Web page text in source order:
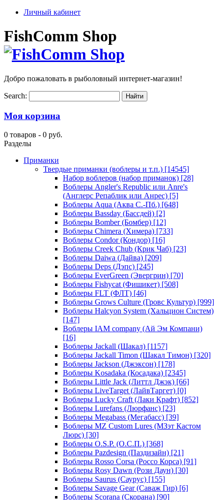
Личный кабинет
FishComm Shop
Добро пожаловать в рыболовный интернет-магазин!
Search:
Моя корзина
0 товаров - 0 руб.
Разделы
Приманки
Твердые приманки (воблеры и т.п.) [14545]
Набор воблеров (набор приманок) [28]
Воблеры Angler's Republic или Anre's
(Англерс Репаблик или Анрес) [5]
Воблеры Aqua (Аква С.-Пб.) [648]
Воблеры Bassday (Бассдей) [2]
Воблеры Bomber (Бомбер) [12]
Воблеры Chimera (Химера) [733]
Воблеры Condor (Кондор) [16]
Воблеры Creek Chub (Крик Чаб) [23]
Воблеры Daiwa (Дайва) [209]
Воблеры Deps (Дэпс) [245]
Воблеры EverGreen (Эвергрин) [70]
Воблеры Fishycat (Фишикет) [508]
Воблеры FLT (ФЛТ) [46]
Воблеры Grows Culture (Гровс Культур) [999]
Воблеры Halcyon System (Хальцион Систем)
[147]
Воблеры IAM company (Ай Эм Компани)
[16]
Воблеры Jackall (Шакал) [1157]
Воблеры Jackall Timon (Шакал Тимон) [320]
Воблеры Jackson (Джэксон) [178]
Воблеры Kosadaka (Косадака) [2345]
Воблеры Little Jack (Литтл Джэк) [66]
Воблеры LiveTarget (ЛайвТаргет) [0]
Воблеры Lucky Craft (Лаки Крафт) [852]
Воблеры Lurefans (Люрфанс) [23]
Воблеры Megabass (Мегабасс) [39]
Воблеры MZ Custom Lures (МЗэт Кастом
Люрс) [30]
Воблеры O.S.P. (О.С.П.) [368]
Воблеры Pazdesign (Паздизайн) [21]
Воблеры Rosso Corsa (Россо Корса) [91]
Воблеры Rosy Dawn (Рози Даун) [30]
Воблеры Saurus (Саурус) [155]
Воблеры Savage Gear (Саваж Гир) [6]
Воблеры Scorana (Скорана) [90]